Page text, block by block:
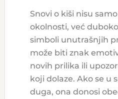
Snovi o kiši nisu
okolnosti, već
simboli unutrašnjih
može biti znak
novih prilika ili
koji dolaze. Ako se u
duga, ona donosi